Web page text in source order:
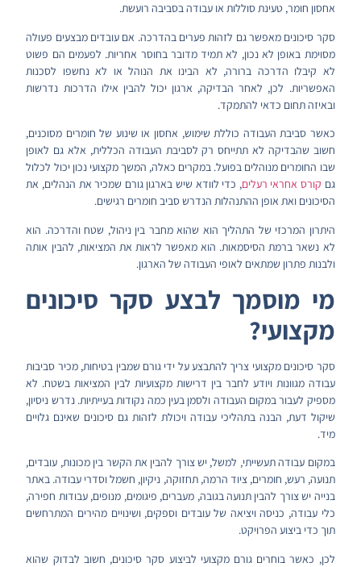
אחסון חומר, טעינת סוללות או עבודה בסביבה רועשת.
סקר סיכונים מאפשר גם לזהות פערים בהדרכה. אם עובדים מבצעים פעולה
מסוימת באופן לא נכון, לא תמיד מדובר בחוסר אחריות. לפעמים הם פשוט
לא קיבלו הדרכה ברורה, לא הבינו את הנוהל או לא נחשפו לסכנות
האפשריות. לכן, לאחר הבדיקה, ארגון יכול להבין אילו הדרכות נדרשות
ובאיזה תחום כדאי להתמקד.
כאשר סביבת העבודה כוללת שימוש, אחסון או שינוע של חומרים מסוכנים,
חשוב שהבדיקה לא תתייחס רק לסביבת העבודה הכללית, אלא גם לאופן
שבו החומרים מנוהלים בפועל. במקרים כאלה, המשך מקצועי נכון יכול לכלול
גם קורס אחראי רעלים, כדי לוודא שיש בארגון גורם שמכיר את הנהלים, את
הסיכונים ואת אופן ההתנהלות הנדרש סביב חומרים רגישים.
היתרון המרכזי של התהליך הוא שהוא מחבר בין ניהול, שטח והדרכה. הוא
לא נשאר ברמת הסיסמאות. הוא מאפשר לראות את המציאות, להבין אותה
ולבנות פתרון שמתאים לאופי העבודה של הארגון.
מי מוסמך לבצע סקר סיכונים
מקצועי?
סקר סיכונים מקצועי צריך להתבצע על ידי גורם שמבין בטיחות, מכיר סביבות
עבודה מגוונות ויודע לחבר בין דרישות מקצועיות לבין המציאות בשטח. לא
מספיק לעבור במקום העבודה ולסמן בעין כמה נקודות בעייתיות. נדרש ניסיון,
שיקול דעת, הבנה בתהליכי עבודה ויכולת לזהות גם סיכונים שאינם גלויים
מיד.
במקום עבודה תעשייתי, למשל, יש צורך להבין את הקשר בין מכונות, עובדים,
תנועה, רעש, חומרים, ציוד הרמה, תחזוקה, ניקיון, חשמל וסדרי עבודה. באתר
בנייה יש צורך להבין תנועה בגובה, מעברים, פיגומים, מנופים, עבודות חפירה,
כלי עבודה, כניסה ויציאה של עובדים וספקים, ושינויים מהירים המתרחשים
תוך כדי ביצוע הפרויקט.
לכן, כאשר בוחרים גורם מקצועי לביצוע סקר סיכונים, חשוב לבדוק שהוא